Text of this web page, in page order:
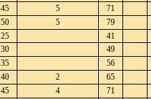
45 5 71
50 5 79
25 41
30 49
35 56
40 2 65
45 4 71